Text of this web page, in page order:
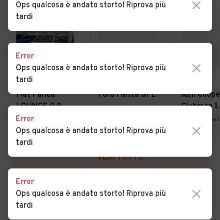
€ 6.490
Fiat Panda
LOUNGE 0.9
TWINAIR 85CV
BENZ/METANO
- UFFICIALE
Ford Fiesta GPL
Mini
Clubman
VEDI TUTTE
Ops qualcosa è andato storto! Riprova più
tardi
Error
Ops qualcosa è andato storto! Riprova più
tardi
Error
Ops qualcosa è andato storto! Riprova più
tardi
Error
Ops qualcosa è andato storto! Riprova più
tardi